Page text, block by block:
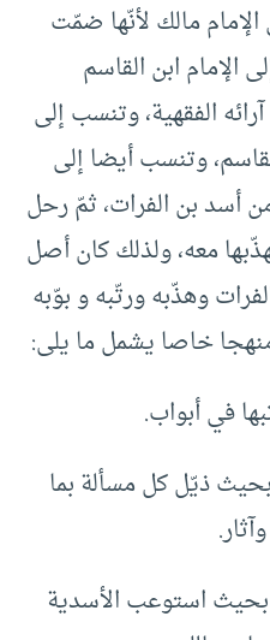
الإمام مالك لأنّها ضمّت
الإمام ابن القاسم
الفقهية، وتنسب إلى
وتنسب أيضا إلى
أسد بن الفرات، ثمّ رحل
معه، ولذلك كان أصل
وهذّبه ورتّبه و بوّبه
خاصا يشمل ما يلى:
في أبواب.
ذيّل كل مسألة بما
استوعب الأسدية